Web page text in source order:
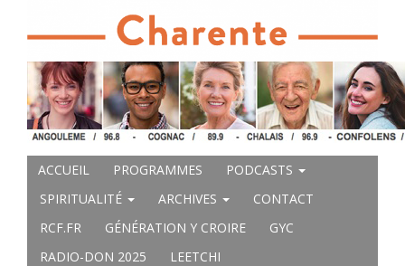
ACCUEIL PROGRAMMES
PODCASTS
SPIRITUALITÉ
ARCHIVES
CONTACT
RCF.FR
GÉNÉRATION Y CROIRE
GYC
RADIO-DON 2025
LEETCHI